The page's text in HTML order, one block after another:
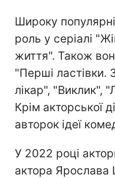
Широку
роль у серіалі
життя". Також
"Перші ластівки.
лікар", "Виклик",
Крім акторської
авторок ідеї
У 2022 році
актора Ярослава